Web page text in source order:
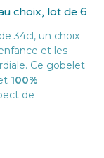
choix, lot de 6
de 34cl, un choix
et les
Ce gobelet
100%
de